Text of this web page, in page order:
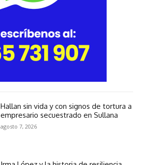
Hallan sin vida y con signos de tortura a
empresario secuestrado en Sullana
agosto 7, 2026